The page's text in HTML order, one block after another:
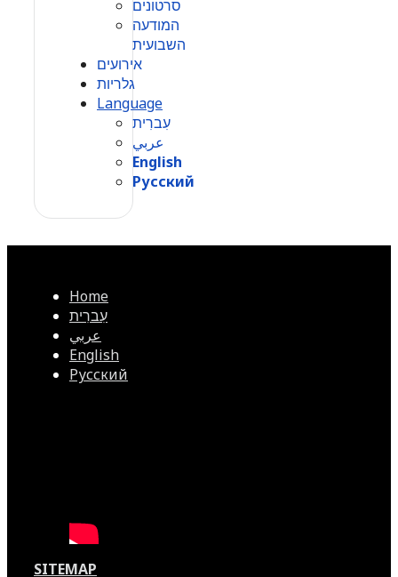
סרטונים
המודעה
השבועית
אירועים
גלריות
Language
עִברִית
عربي
English
Русский
Home
עִברִית
عربي
English
Русский
SITEMAP